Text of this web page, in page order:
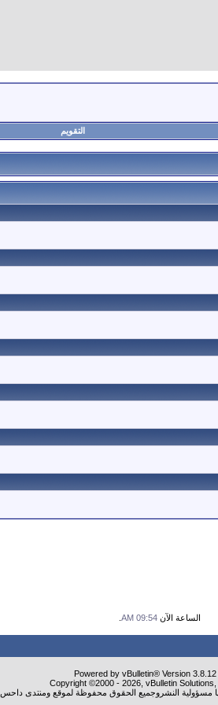
التقويم
الساعة الآن 09:54 AM
Powered by vBulletin® Version
Copyright ©2000 - 2026, vBulletin Solutions,
مسؤولية النشروجميع الحقوق محفوظة لموقع ومنتدى